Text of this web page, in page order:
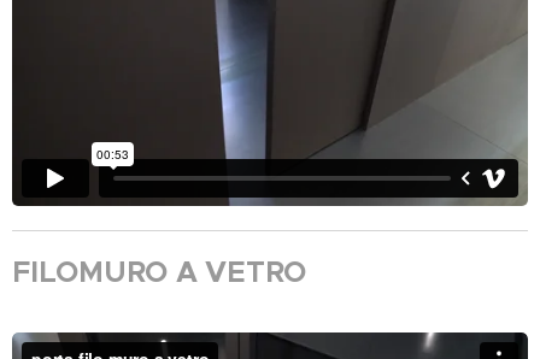
FILOMURO A VETRO